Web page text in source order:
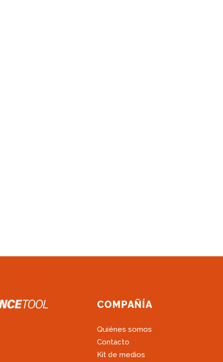
COMPAÑÍA
Quiénes somos
Contacto
Kit de medios